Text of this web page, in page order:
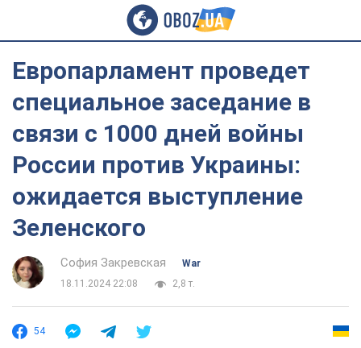
Европарламент проведет
специальное заседание в
связи с 1000 дней войны
России против Украины:
ожидается выступление
Зеленского
София Закревская
War
18.11.2024 22:08
2,8 т.
54